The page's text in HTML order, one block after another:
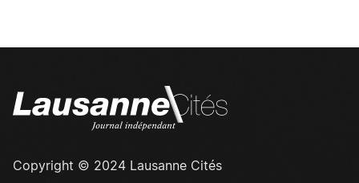
Copyright © 2024 Lausanne Cités